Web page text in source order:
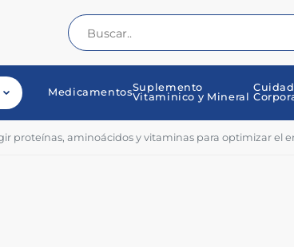
MedicamentosSuplemento
Vitaminico y Mineral
proteínas, aminoácidos y vitaminas para optimizar el